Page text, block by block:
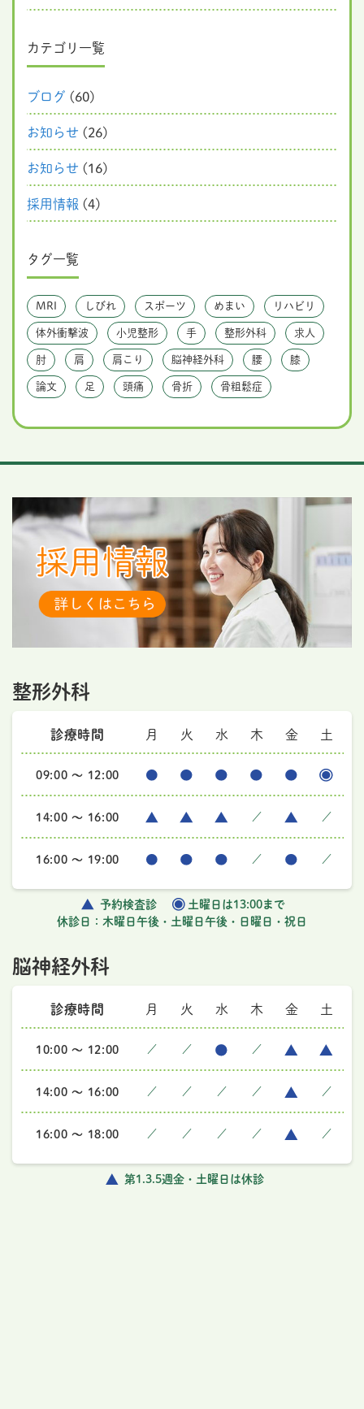
カテゴリ一覧
ブログ (60)
お知らせ (26)
お知らせ (16)
採用情報 (4)
タグ一覧
MRI しびれ スポーツ めまい リハビリ
体外衝撃波 小児整形 手 整形外科 求人
肘 肩 肩こり 脳神経外科 腰 膝
論文 足 頭痛 骨折 骨粗鬆症
整形外科
診療時間 月 火 水 木 金 土
09:00 ～ 12:00
14:00 ～ 16:00 ／ ／
16:00 ～ 19:00 ／ ／
予約検査診
土曜日は13:00まで
休診日：木曜日午後・土曜日午後・日曜日・祝日
脳神経外科
診療時間 月 火 水 木 金 土
10:00 ～ 12:00 ／ ／ ／
14:00 ～ 16:00 ／ ／ ／ ／ ／
16:00 ～ 18:00 ／ ／ ／ ／ ／
第1.3.5週金・土曜日は休診